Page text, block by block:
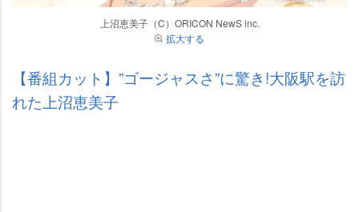
上沼恵美子（C）ORICON NewS inc.
拡大する
【番組カット】”ゴージャスさ”に驚き!大阪駅を訪
れた上沼恵美子